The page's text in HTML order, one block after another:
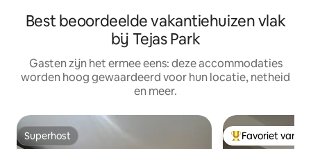
Best beoordeelde vakantiehuizen vlak
bij Tejas Park
Gasten zijn het ermee eens: deze accommodaties
worden hoog gewaardeerd voor hun locatie, netheid
en meer.
Superhost
Superhost Topfavoriet van
Favoriet van